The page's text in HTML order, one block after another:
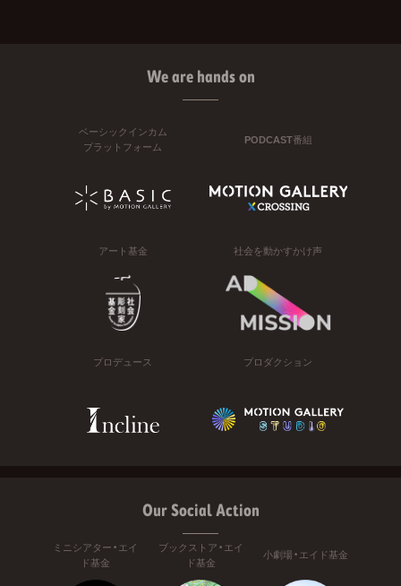
We are hands on
ベーシックインカム
プラットフォーム
PODCAST番組
アート基金 社会を動かすかけ声
プロデュース プロダクション
Our Social Action
ミニシアター・エイ
ド基金
ブックストア・エイ
ド基金
小劇場・エイド基金